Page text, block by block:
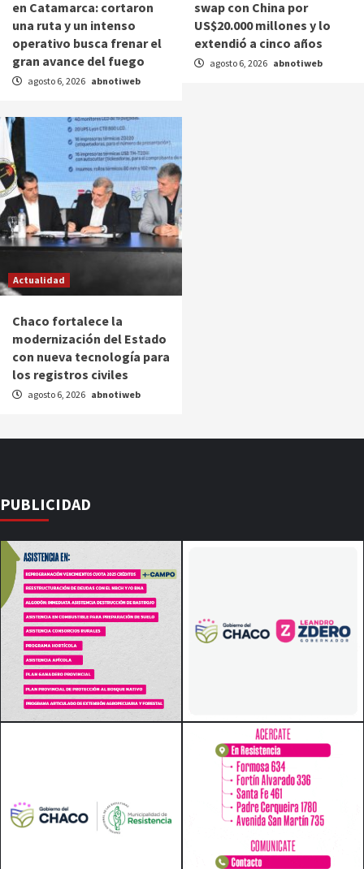
en Catamarca: cortaron
una ruta y un intenso
operativo busca frenar el
gran avance del fuego
agosto 6, 2026 abnotiweb
swap con China por
US$20.000 millones y lo
extendió a cinco años
agosto 6, 2026 abnotiweb
Actualidad
Chaco fortalece la
modernización del Estado
con nueva tecnología para
los registros civiles
agosto 6, 2026 abnotiweb
PUBLICIDAD